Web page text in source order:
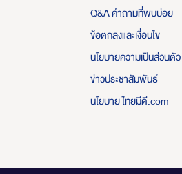
Q&A คำถามที่พบบ่อย
ข้อตกลงและเงื่อนไข
นโยบายความเป็นส่วนตัว
ข่าวประชาสัมพันธ์
นโยบาย ไทยมีดี.com